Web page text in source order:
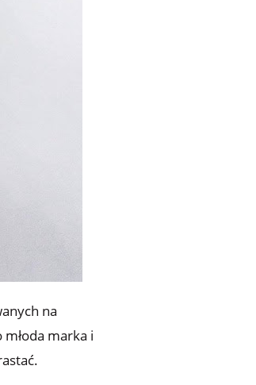
na
marka i